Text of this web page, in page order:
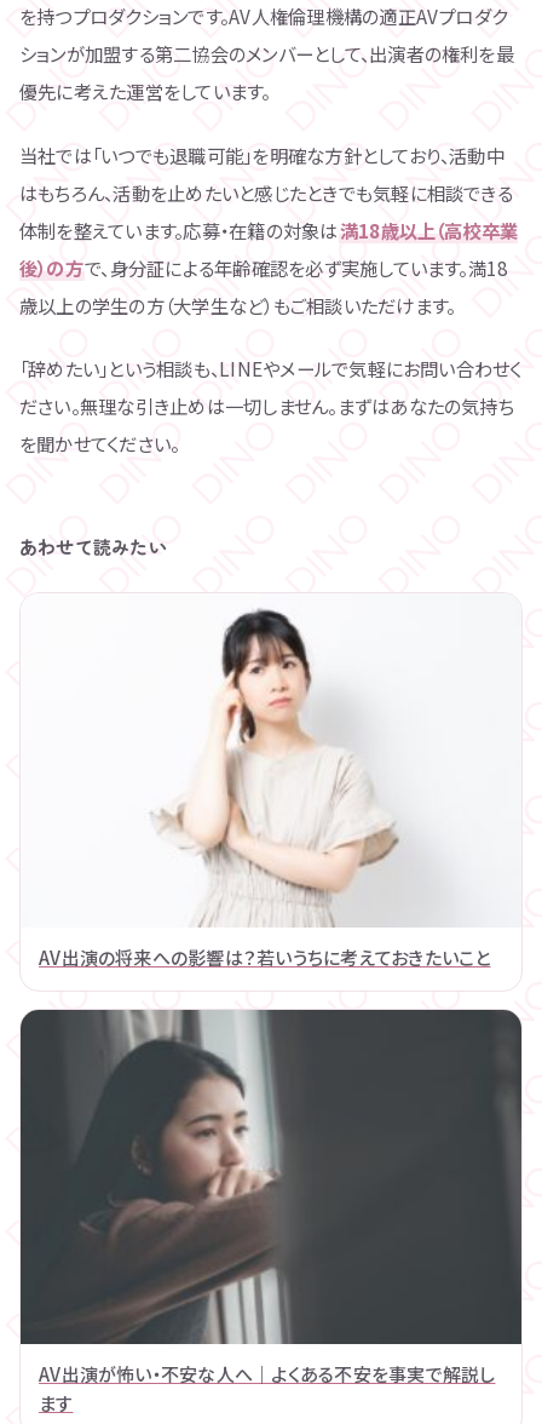
を持つプロダクションです。AV人権倫理機構の適正AVプロダク
ションが加盟する第二協会のメンバーとして、出演者の権利を最
優先に考えた運営をしています。
当社では「いつでも退職可能」を明確な方針としており、活動中
はもちろん、活動を止めたいと感じたときでも気軽に相談できる
体制を整えています。応募・在籍の対象は満18歳以上（高校卒業
後）の方で、身分証による年齢確認を必ず実施しています。満18
歳以上の学生の方（大学生など）もご相談いただけます。
「辞めたい」という相談も、LINEやメールで気軽にお問い合わせく
ださい。無理な引き止めは一切しません。まずはあなたの気持ち
を聞かせてください。
あわせて読みたい
AV出演の将来への影響は？若いうちに考えておきたいこと
AV出演が怖い・不安な人へ｜よくある不安を事実で解説し
ます